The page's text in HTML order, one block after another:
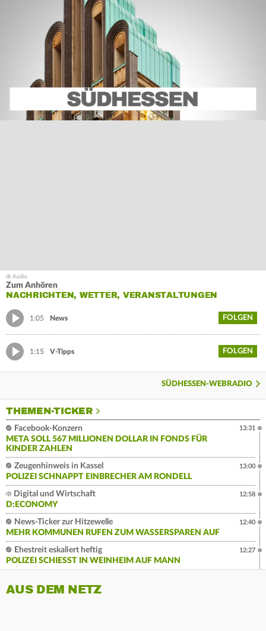
Zum Anhören
NACHRICHTEN, WETTER, VERANSTALTUNGEN
1:05 News FOLGEN
1:15 V-Tipps FOLGEN
SÜDHESSEN-WEBRADIO
THEMEN-TICKER
Facebook-Konzern
META SOLL 567 MILLIONEN DOLLAR IN FONDS FÜR
KINDER ZAHLEN
13:31
Zeugenhinweis in Kassel
POLIZEI SCHNAPPT EINBRECHER AM RONDELL
13:00
Digital und Wirtschaft
D:ECONOMY
12:58
News-Ticker zur Hitzewelle
MEHR KOMMUNEN RUFEN ZUM WASSERSPAREN AUF
12:40
Ehestreit eskaliert heftig
POLIZEI SCHIESST IN WEINHEIM AUF MANN
12:27
AUS DEM NETZ